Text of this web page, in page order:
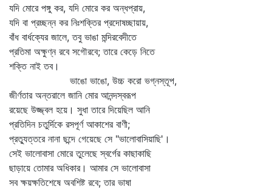
যদি মোরে পঙ্গু কর, যদি মোরে কর অন্ধপ্রায়,
যদি বা প্রচ্ছন্ন কর নিঃশক্তির প্রদোষচ্ছায়ায়,
বাঁধ বার্ধক্যের জালে, তবু ভাঙা মন্দিরবেদীতে
প্রতিমা অক্ষুণ্ন রবে সগৌরবে; তারে কেড়ে নিতে
শক্তি নাই তব।
ভাঙো ভাঙো, উচ্চ করো ভগ্নস্তূপ,
জীর্ণতার অন্তরালে জানি মোর আনন্দস্বরূপ
রয়েছে উজ্জ্বল হয়ে। সুধা তারে দিয়েছিল আনি
প্রতিদিন চতুর্দিকে রসপূর্ণ আকাশের বাণী;
প্রত্যুত্তরে নানা ছন্দে গেয়েছে সে "ভালোবাসিয়াছি'।
সেই ভালোবাসা মোরে তুলেছে স্বর্গের কাছাকাছি
ছাড়ায়ে তোমার অধিকার। আমার সে ভালোবাসা
সব ক্ষয়ক্ষতিশেষে অবশিষ্ট রবে; তার ভাষা